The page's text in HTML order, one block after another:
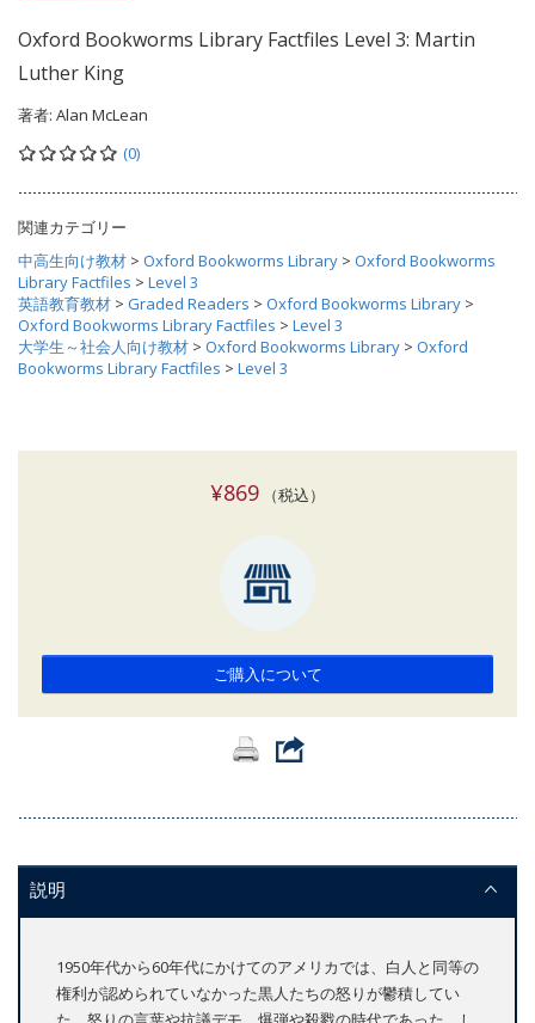
Oxford Bookworms Library Factfiles Level 3: Martin
Luther King
著者: Alan McLean
(0)
関連カテゴリー
中高生向け教材 > Oxford Bookworms Library > Oxford Bookworms
Library Factfiles > Level 3
英語教育教材 > Graded Readers > Oxford Bookworms Library >
Oxford Bookworms Library Factfiles > Level 3
大学生～社会人向け教材 > Oxford Bookworms Library > Oxford
Bookworms Library Factfiles > Level 3
¥869 （税込）
ご購入について
説明
1950年代から60年代にかけてのアメリカでは、白人と同等の
権利が認められていなかった黒人たちの怒りが鬱積してい